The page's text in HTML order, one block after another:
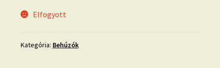
Elfogyott
Kategória: Behúzók